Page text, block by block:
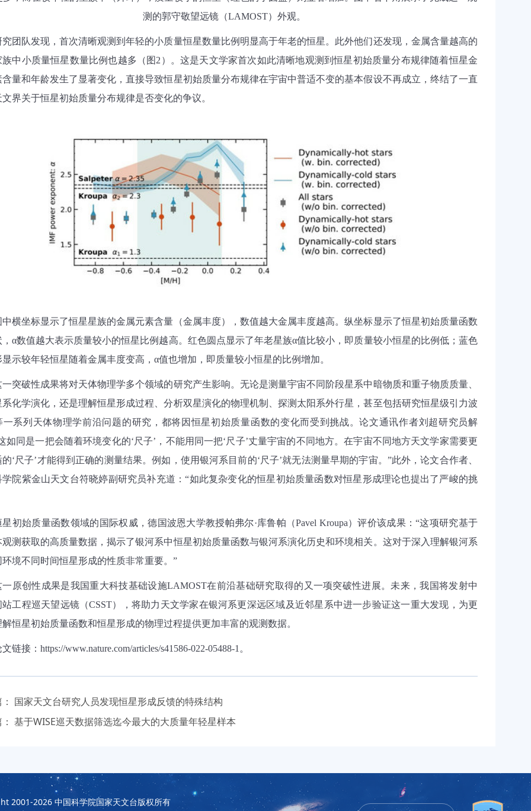
测的郭守敬望远镜（LAMOST）外观。
究团队发现，首次清晰观测到年轻的小质量恒星数量比例明显高于年老的恒星。此外他们还发现，金属含量越高的
中小质量恒星数量比例也越多（图 2 ）。这是天文学家首次如此清晰地观测到恒星初始质量分布规律随着恒星金
量和年龄发生了显著变化，直接导致恒星初始质量分布规律在宇宙中普适不变的基本假设不再成立，终结了一直
界关于恒星初始质量分布规律是否变化的争议。
中横坐标显示了恒星星族的金属元素含量（金属丰度），数值越大金属丰度越高。纵坐标显示了恒星初始质量函数
α数值越大表示质量较小的恒星比例越高。红色圆点显示了年老星族α值比较小，即质量较小恒星的比例低；蓝色
示较年轻恒星随着金属丰度变高， α值也增加，即质量较小恒星的比例增加。
一突破性成果将对天体物理学多个领域的研究产生影响。无论是测量宇宙不同阶段星系中暗物质和重子物质质量、
化学演化，还是理解恒星形成过程、分析双星演化的物理机制、探测太阳系外行星，甚至包括研究恒星级引力波
一系列天体物理学前沿问题的研究，都将因恒星初始质量函数的变化而受到挑战。论文通讯作者刘超研究员解
如同是一把会随着环境变化的‘尺子’ ，不能用同一把‘尺子’丈量宇宙的不同地方。在宇宙不同地方天文学家需要更
的‘尺子’才能得到正确的测量结果。例如，使用银河系目前的‘尺子’就无法测量早期的宇宙。 ”此外，论文合作者、
学院紫金山天文台符晓婷副研究员补充道：“如此复杂变化的恒星初始质量函数对恒星形成理论也提出了严峻的挑
星初始质量函数领域的国际权威，德国波恩大学教授帕弗尔·库鲁帕（Pavel Kroupa）评价该成果：“这项研究基于
测获取的高质量数据，揭示了银河系中恒星初始质量函数与银河系演化历史和环境相关。这对于深入理解银河系
境不同时间恒星形成的性质非常重要。 ”
一原创性成果是我国重大科技基础设施LAMOST在前沿基础研究取得的又一项突破性进展。未来，我国将发射中
站工程巡天望远镜（CSST），将助力天文学家在银河系更深远区域及近邻星系中进一步验证这一重大发现，为更
恒星初始质量函数和恒星形成的物理过程提供更加丰富的观测数据。
链接： https://www.nature.com/articles/s41586-022-05488-1 。
国家天文台研究人员发现恒星形成反馈的特殊结构
基于WISE巡天数据筛选迄今最大的大质量年轻星样本
2001-2026 中国科学院国家天文台版权所有